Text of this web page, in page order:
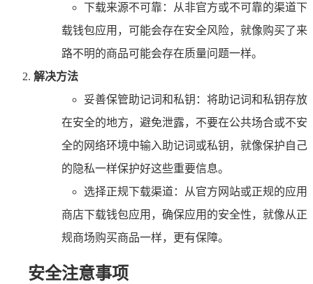
下载来源不可靠：从非官方或不可靠的渠道下
载钱包应用，可能会存在安全风险，就像购买了来
路不明的商品可能会存在质量问题一样。
解决方法
妥善保管助记词和私钥：将助记词和私钥存放
在安全的地方，避免泄露，不要在公共场合或不安
全的网络环境中输入助记词或私钥，就像保护自己
的隐私一样保护好这些重要信息。
选择正规下载渠道：从官方网站或正规的应用
商店下载钱包应用，确保应用的安全性，就像从正
规商场购买商品一样，更有保障。
安全注意事项